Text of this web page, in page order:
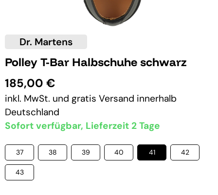
Dr. Martens
Polley T-Bar Halbschuhe schwarz
185,00 €
inkl. MwSt. und gratis Versand innerhalb
Deutschland
Sofort verfügbar, Lieferzeit 2 Tage
37 38 39 40 41 42
43